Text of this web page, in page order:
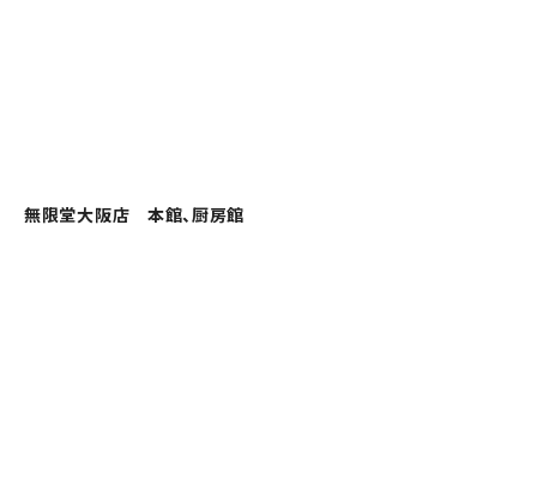
無限堂大阪店 本館、厨房館